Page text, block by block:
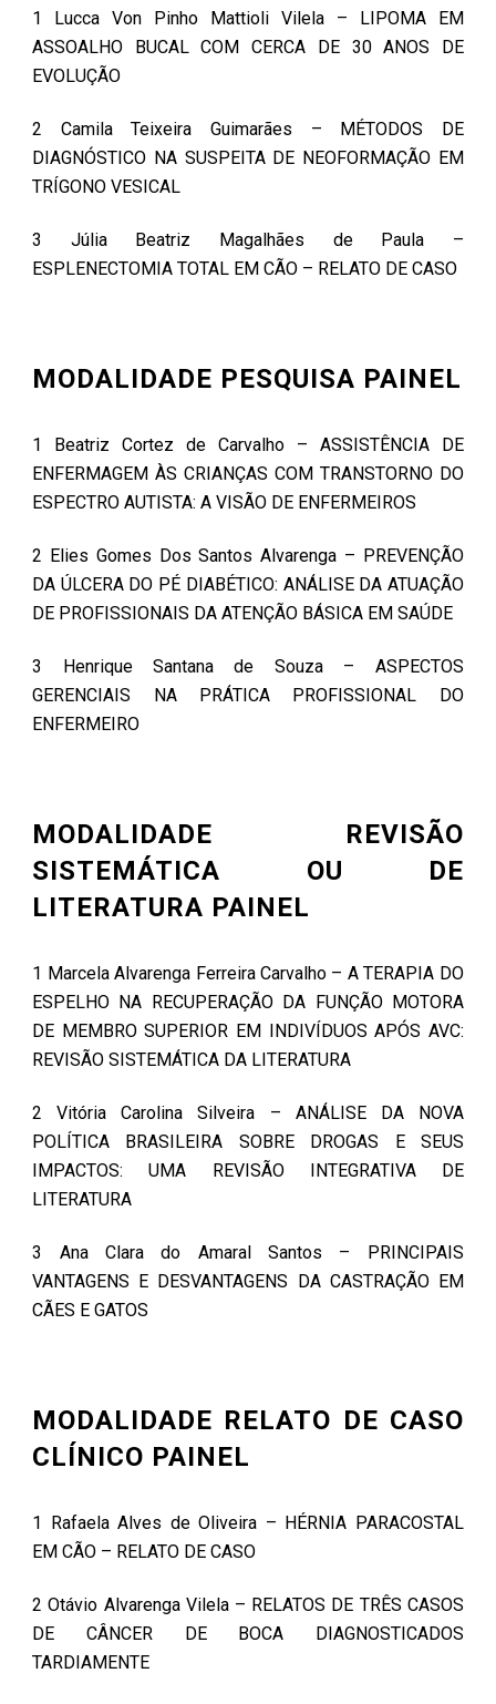
1 Lucca Von Pinho Mattioli Vilela – LIPOMA EM
ASSOALHO BUCAL COM CERCA DE 30 ANOS DE
EVOLUÇÃO
2 Camila Teixeira Guimarães – MÉTODOS DE
DIAGNÓSTICO NA SUSPEITA DE NEOFORMAÇÃO EM
TRÍGONO VESICAL
3 Júlia Beatriz Magalhães de Paula –
ESPLENECTOMIA TOTAL EM CÃO – RELATO DE CASO
MODALIDADE PESQUISA PAINEL
1 Beatriz Cortez de Carvalho – ASSISTÊNCIA DE
ENFERMAGEM ÀS CRIANÇAS COM TRANSTORNO DO
ESPECTRO AUTISTA: A VISÃO DE ENFERMEIROS
2 Elies Gomes Dos Santos Alvarenga – PREVENÇÃO
DA ÚLCERA DO PÉ DIABÉTICO: ANÁLISE DA ATUAÇÃO
DE PROFISSIONAIS DA ATENÇÃO BÁSICA EM SAÚDE
3 Henrique Santana de Souza – ASPECTOS
GERENCIAIS NA PRÁTICA PROFISSIONAL DO
ENFERMEIRO
MODALIDADE REVISÃO
SISTEMÁTICA OU DE
LITERATURA PAINEL
1 Marcela Alvarenga Ferreira Carvalho – A TERAPIA DO
ESPELHO NA RECUPERAÇÃO DA FUNÇÃO MOTORA
DE MEMBRO SUPERIOR EM INDIVÍDUOS APÓS AVC:
REVISÃO SISTEMÁTICA DA LITERATURA
2 Vitória Carolina Silveira – ANÁLISE DA NOVA
POLÍTICA BRASILEIRA SOBRE DROGAS E SEUS
IMPACTOS: UMA REVISÃO INTEGRATIVA DE
LITERATURA
3 Ana Clara do Amaral Santos – PRINCIPAIS
VANTAGENS E DESVANTAGENS DA CASTRAÇÃO EM
CÃES E GATOS
MODALIDADE RELATO DE CASO
CLÍNICO PAINEL
1 Rafaela Alves de Oliveira – HÉRNIA PARACOSTAL
EM CÃO – RELATO DE CASO
2 Otávio Alvarenga Vilela – RELATOS DE TRÊS CASOS
DE CÂNCER DE BOCA DIAGNOSTICADOS
TARDIAMENTE